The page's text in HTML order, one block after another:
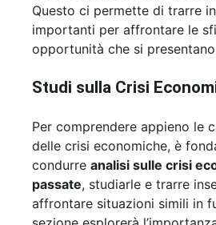
Questo ci permette di trarre
importanti per affrontare le
opportunità che si
Studi sulla Crisi
Per comprendere appieno le
delle crisi economiche, è
condurre analisi sulle crisi
passate, studiarle e trarre
affrontare situazioni simili in